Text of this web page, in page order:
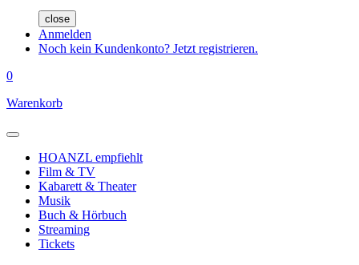
close
Anmelden
Noch kein Kundenkonto? Jetzt registrieren.
0
Warenkorb
HOANZL empfiehlt
Film & TV
Kabarett & Theater
Musik
Buch & Hörbuch
Streaming
Tickets